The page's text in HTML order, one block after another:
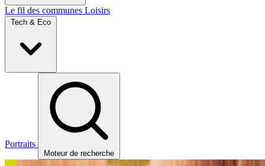
Le fil des communes Loisirs
Tech & Eco
Portraits
Moteur de recherche